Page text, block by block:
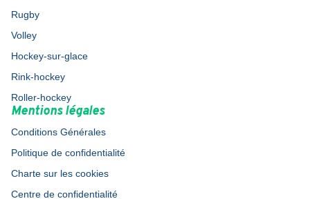
Rugby
Volley
Hockey-sur-glace
Rink-hockey
Roller-hockey
Mentions légales
Conditions Générales
Politique de confidentialité
Charte sur les cookies
Centre de confidentialité